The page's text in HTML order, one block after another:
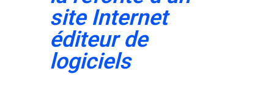
site Internet
éditeur de
logiciels